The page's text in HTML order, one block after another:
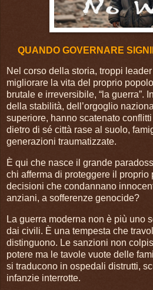
QUANDO GOVERNARE
Nel corso della storia, troppi
migliorare la vita del proprio
brutale e irreversibile, “la guerra”.
della stabilità, dell’orgoglio
superiore, hanno scatenato
dietro di sé città rase al suolo,
generazioni traumatizzate.
È qui che nasce il grande
chi afferma di proteggere il proprio
decisioni che condannano
anziani, a sofferenze genocide?
La guerra moderna non è più uno
dai civili. È una tempesta che
distinguono. Le sanzioni non
potere ma le tavole vuote delle
si traducono in ospedali distrutti,
infanzie interrotte.